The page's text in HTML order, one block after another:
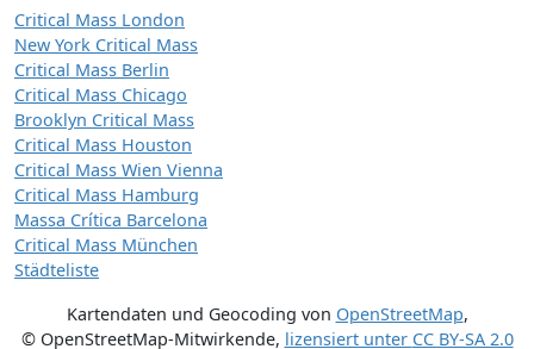
Critical Mass London
New York Critical Mass
Critical Mass Berlin
Critical Mass Chicago
Brooklyn Critical Mass
Critical Mass Houston
Critical Mass Wien Vienna
Critical Mass Hamburg
Massa Crítica Barcelona
Critical Mass München
Städteliste
Kartendaten und Geocoding von OpenStreetMap,
© OpenStreetMap-Mitwirkende, lizensiert unter CC BY-SA 2.0